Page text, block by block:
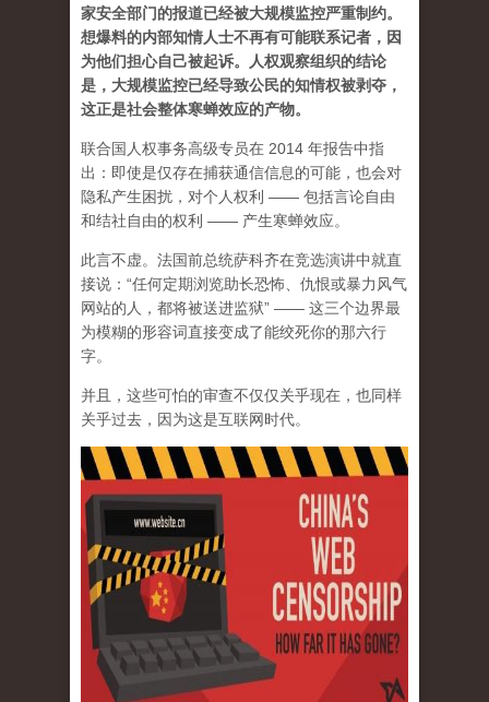
家安全部门的报道已经被大规模监控严重制约。
想爆料的内部知情人士不再有可能联系记者，因
为他们担心自己被起诉。人权观察组织的结论
是，大规模监控已经导致公民的知情权被剥夺，
这正是社会整体寒蝉效应的产物。
联合国人权事务高级专员在 2014 年报告中指
出：即使是仅存在捕获通信信息的可能，也会对
隐私产生困扰，对个人权利 —— 包括言论自由
和结社自由的权利 —— 产生寒蝉效应。
此言不虚。法国前总统萨科齐在竞选演讲中就直
接说：“任何定期浏览助长恐怖、仇恨或暴力风气
网站的人，都将被送进监狱” —— 这三个边界最
为模糊的形容词直接变成了能绞死你的那六行
字。
并且，这些可怕的审查不仅仅关乎现在，也同样
关乎过去，因为这是互联网时代。